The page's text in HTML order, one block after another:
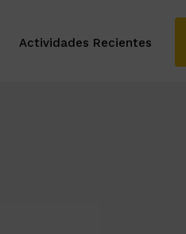
Actividades Recientes